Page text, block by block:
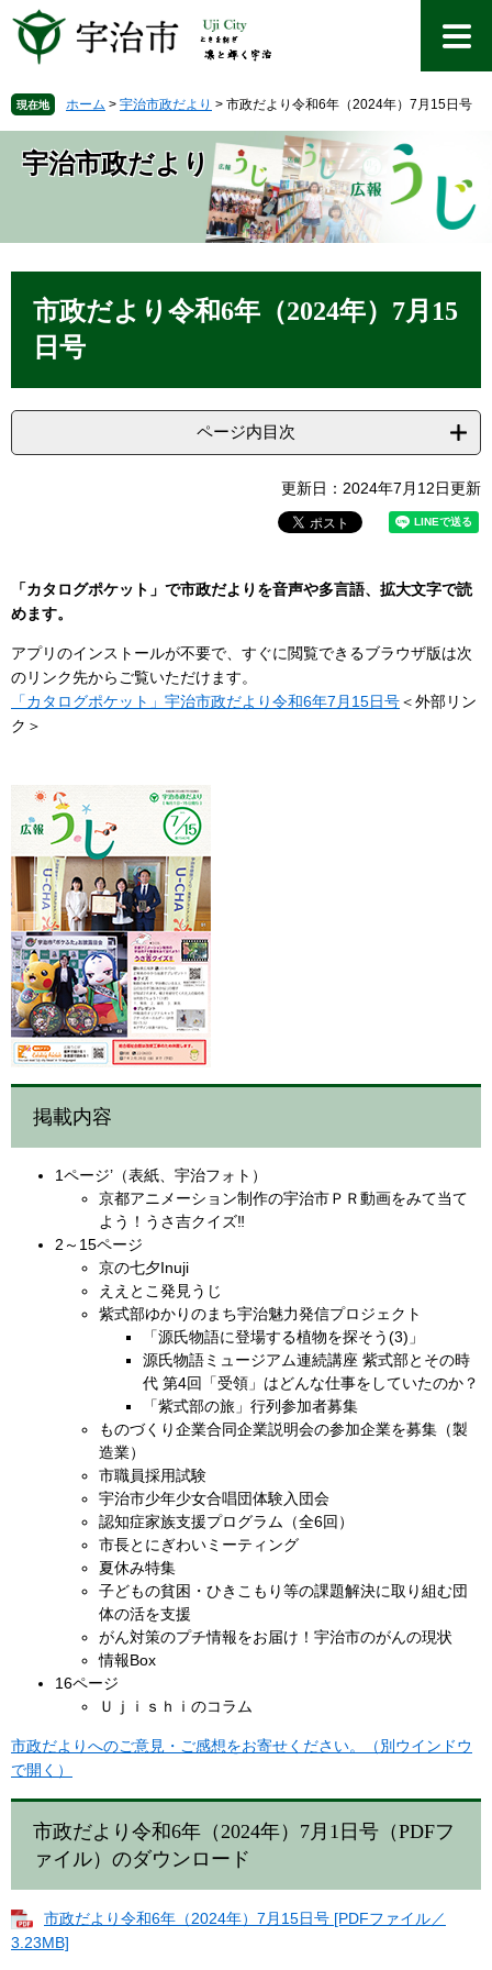
先を
文
現在地 ホーム > 宇治市政だより > 市政だより令和6年（2024年）7月15日号
宇治市政だより
市政だより令和6年（2024年）7月15
日号
ページ内目次
更新日：2024年7月12日更新
「カタログポケット」で市政だよりを音声や多言語、拡大文字で読
めます。
アプリのインストールが不要で、すぐに閲覧できるブラウザ版は次
のリンク先からご覧いただけます。
「カタログポケット」宇治市政だより令和6年7月15日号＜外部リン
ク＞
掲載内容
1ページ’（表紙、宇治フォト）
京都アニメーション制作の宇治市ＰＲ動画をみて当て
よう！うさ吉クイズ‼
2～15ページ
京の七夕Inuji
ええとこ発見うじ
紫式部ゆかりのまち宇治魅力発信プロジェクト
「源氏物語に登場する植物を探そう(3)」
源氏物語ミュージアム連続講座 紫式部とその時
代 第4回「受領」はどんな仕事をしていたのか？
「紫式部の旅」行列参加者募集
ものづくり企業合同企業説明会の参加企業を募集（製
造業）
市職員採用試験
宇治市少年少女合唱団体験入団会
認知症家族支援プログラム（全6回）
市長とにぎわいミーティング
夏休み特集
子どもの貧困・ひきこもり等の課題解決に取り組む団
体の活を支援
がん対策のプチ情報をお届け！宇治市のがんの現状
情報Box​​
16ページ
Ｕｊｉｓｈｉのコラム
市政だよりへのご意見・ご感想をお寄せください。（別ウインドウ
で開く）
市政だより令和6年（2024年）7月1日号（PDFフ
ァイル）のダウンロード
市政だより令和6年（2024年）7月15日号 [PDFファイル／
3.23MB]